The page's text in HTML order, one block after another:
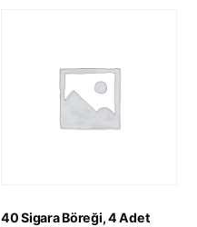
40 Sigara Böreği, 4 Adet